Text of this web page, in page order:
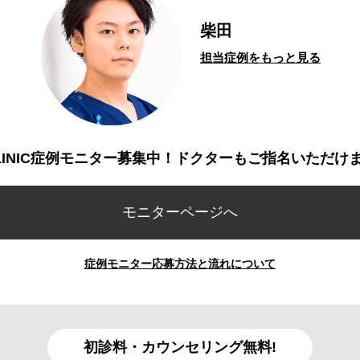
柴田
担当症例をもっと見る
症例モニター募集中！ドクターもご指名いただけ
モニターページへ
症例モニター応募方法と流れについて
初診料・カウンセリング無料!